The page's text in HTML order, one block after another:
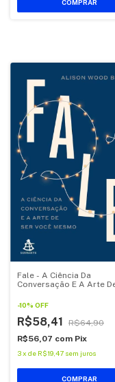
COMPRAR
Fale - A Ciência Da
Conversação E A Arte
-10% OFF
R$58,41
R$64,90
R$56,07 com Pix
3x de R$19,47 sem juros